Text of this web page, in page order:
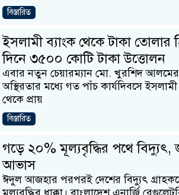
বিস্তারিত
ইসলামী ব্যাংক থেকে টাকা তোলার
দিনে ৩৫০০ কোটি টাকা উত্তোলন
এবার নতুন চেয়ারম্যান মো. খুরশিদ
অস্থিরতার মধ্যে গত পাঁচ কার্যদিবসে
থেকে প্রায়
বিস্তারিত
গড়ে ২০% মূল্যবৃদ্ধির পথে বিদ্যুৎ,
আভাস
ঈদুল আজহার পরপরই দেশের বিদ্যুৎ